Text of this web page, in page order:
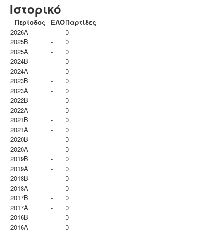
Ιστορικό
Περίοδος ΕΛΟΠαρτίδες
2026A
-
0
2025B
-
0
2025A
-
0
2024B
-
0
2024A
-
0
2023B
-
0
2023Α
-
0
2022B
-
0
2022A
-
0
2021B
-
0
2021A
-
0
2020B
-
0
2020A
-
0
2019B
-
0
2019A
-
0
2018B
-
0
2018A
-
0
2017B
-
0
2017A
-
0
2016B
-
0
2016A
-
0